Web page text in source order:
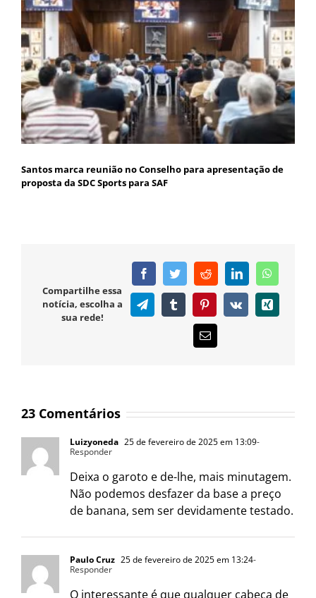
Santos marca reunião no Conselho para apresentação de
proposta da SDC Sports para SAF
Compartilhe essa
notícia, escolha a
sua rede!
FacebookTwitterRedditLinkedIn
TelegramTumblr PinterestVk Xing
E-
mail
23 Comentários
Luizyoneda 25 de fevereiro de 2025 em 13:09-
Responder
Deixa o garoto e de-lhe, mais minutagem.
Não podemos desfazer da base a preço
de banana, sem ser devidamente testado.
Paulo Cruz 25 de fevereiro de 2025 em 13:24-
Responder
O interessante é que qualquer cabeça de